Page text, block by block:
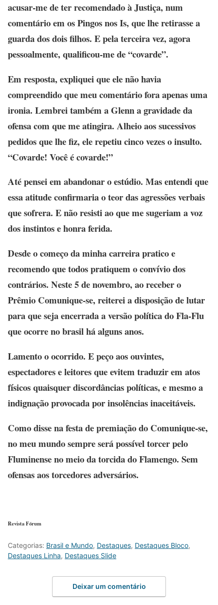
acusar-me de ter recomendado à Justiça, num
comentário em os Pingos nos Is, que lhe retirasse a
guarda dos dois filhos. E pela terceira vez, agora
pessoalmente, qualificou-me de “covarde”.
Em resposta, expliquei que ele não havia
compreendido que meu comentário fora apenas uma
ironia. Lembrei também a Glenn a gravidade da
ofensa com que me atingira. Alheio aos sucessivos
pedidos que lhe fiz, ele repetiu cinco vezes o insulto.
“Covarde! Você é covarde!”
Até pensei em abandonar o estúdio. Mas entendi que
essa atitude confirmaria o teor das agressões verbais
que sofrera. E não resisti ao que me sugeriam a voz
dos instintos e honra ferida.
Desde o começo da minha carreira pratico e
recomendo que todos pratiquem o convívio dos
contrários. Neste 5 de novembro, ao receber o
Prêmio Comunique-se, reiterei a disposição de lutar
para que seja encerrada a versão política do Fla-Flu
que ocorre no brasil há alguns anos.
Lamento o ocorrido. E peço aos ouvintes,
espectadores e leitores que evitem traduzir em atos
físicos quaisquer discordâncias políticas, e mesmo a
indignação provocada por insolências inaceitáveis.
Como disse na festa de premiação do Comunique-se,
no meu mundo sempre será possível torcer pelo
Fluminense no meio da torcida do Flamengo. Sem
ofensas aos torcedores adversários.
Revista Fórum
Categorias: Brasil e Mundo, Destaques, Destaques Bloco,
Destaques Linha, Destaques Slide
Deixar um comentário